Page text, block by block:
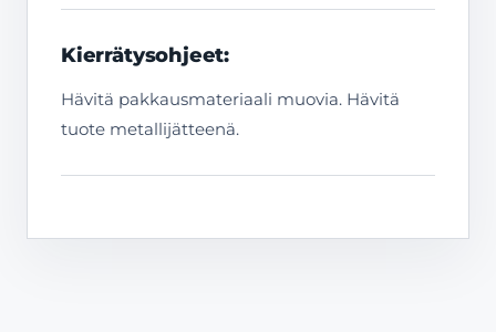
Kierrätysohjeet:
Hävitä pakkausmateriaali muovia. Hävitä
tuote metallijätteenä.